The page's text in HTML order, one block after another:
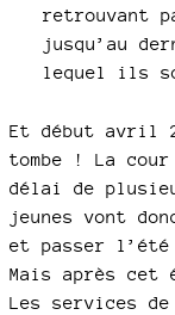
retrouvant
jusqu’au
lequel ils
Et début avril
tombe ! La
délai de
jeunes vont
et passer
Mais après
Les services